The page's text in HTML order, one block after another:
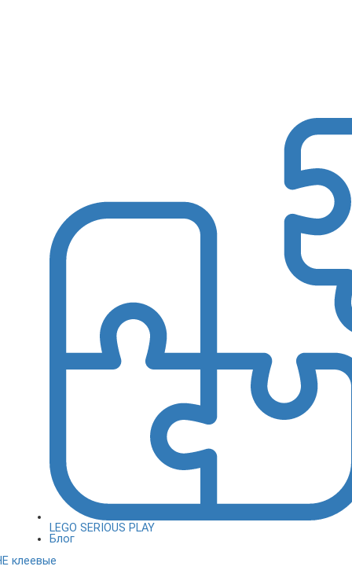
LEGO SERIOUS PLAY
Блог
клеевые